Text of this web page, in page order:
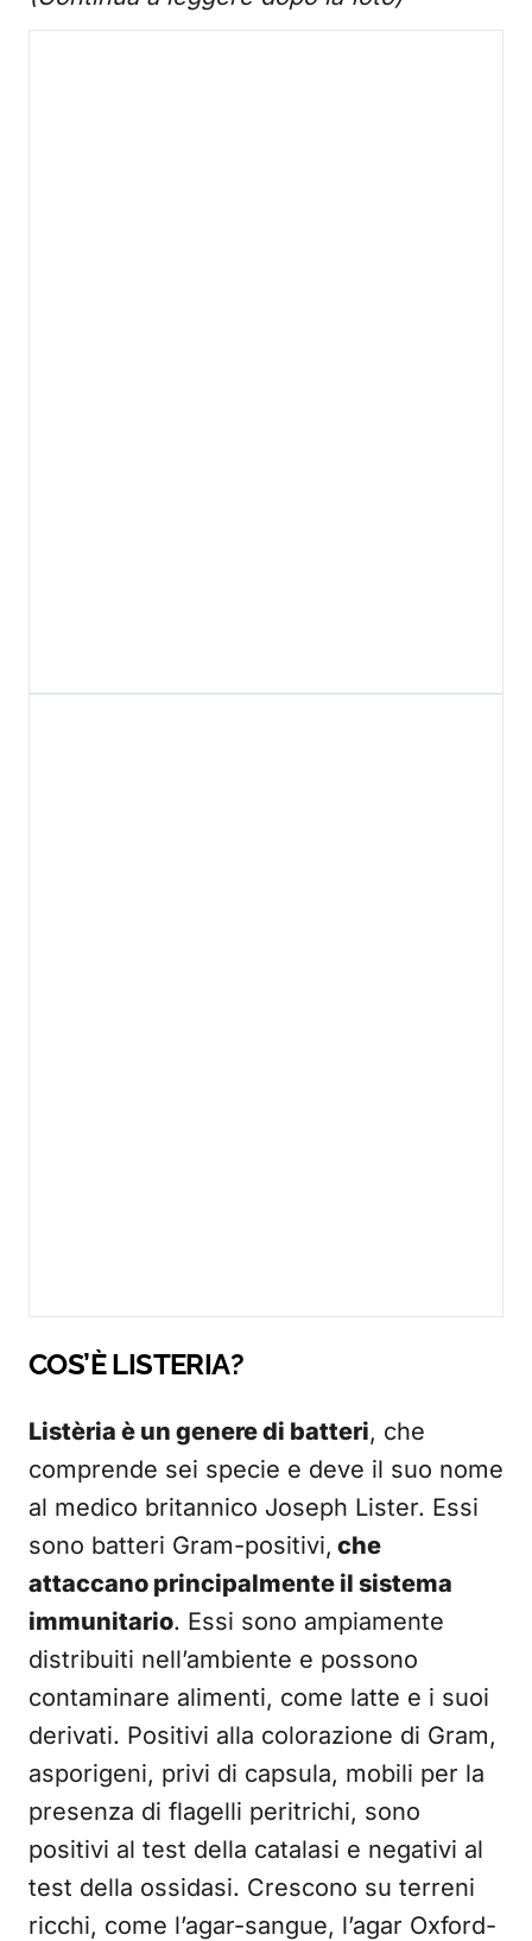
COS’È LISTERIA?
Listèria è un genere di batteri, che
comprende sei specie e deve il suo nome
al medico britannico Joseph Lister. Essi
sono batteri Gram-positivi, che
attaccano principalmente il sistema
immunitario. Essi sono ampiamente
distribuiti nell’ambiente e possono
contaminare alimenti, come latte e i suoi
derivati. Positivi alla colorazione di Gram,
asporigeni, privi di capsula, mobili per la
presenza di flagelli peritrichi, sono
positivi al test della catalasi e negativi al
test della ossidasi. Crescono su terreni
ricchi, come l’agar-sangue, l’agar Oxford-